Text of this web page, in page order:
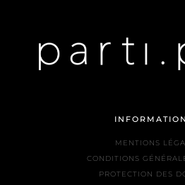
MENTIONS
CONDITIONS
PROTECTION DES